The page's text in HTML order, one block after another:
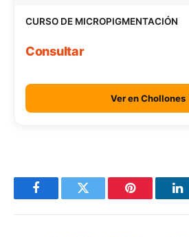
CURSO DE MICROPIGMENTACIÓN
Consultar
Ver en Chollones
FacebookTwitter Pinterest